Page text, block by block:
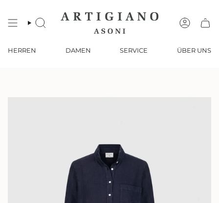
springenSUCHE KONTO
HERREN DAMEN SERVICE ÜBER UNS